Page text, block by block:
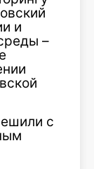
и
–
с